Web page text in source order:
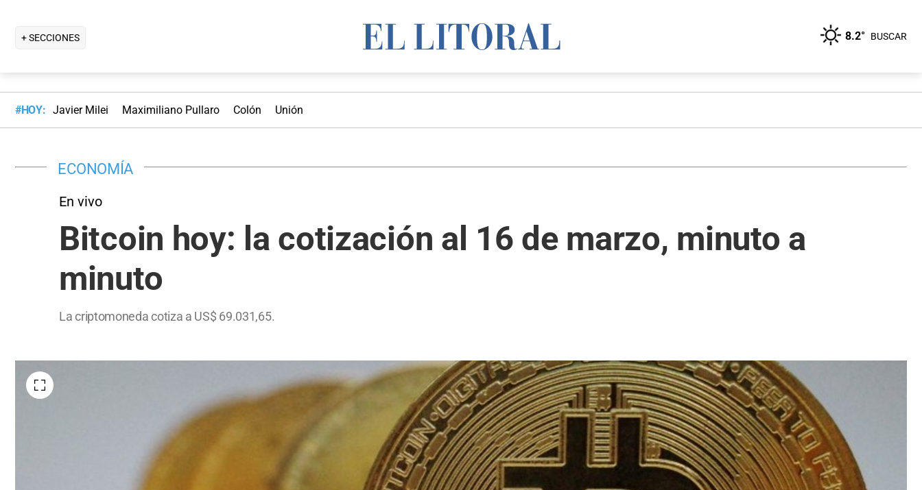
+ SECCIONES 8.2° BUSCAR
#HOY: Javier Milei Maximiliano Pullaro Colón Unión
ECONOMÍA
En vivo
Bitcoin hoy: la cotización al 16 de marzo, minuto a
minuto
La criptomoneda cotiza a US$ 69.031,65.